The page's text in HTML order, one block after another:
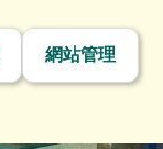
網站管理